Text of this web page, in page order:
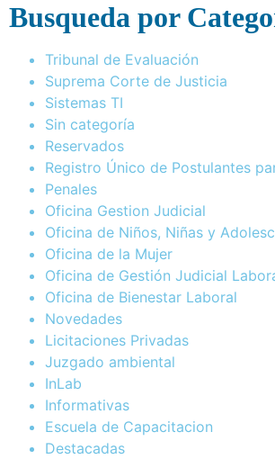
Busqueda por
Tribunal de Evaluación
Suprema Corte de Justicia
Sistemas TI
Sin categoría
Reservados
Registro Único de Postulantes
Penales
Oficina Gestion Judicial
Oficina de Niños, Niñas y
Oficina de la Mujer
Oficina de Gestión Judicial
Oficina de Bienestar Laboral
Novedades
Licitaciones Privadas
Juzgado ambiental
InLab
Informativas
Escuela de Capacitacion
Destacadas